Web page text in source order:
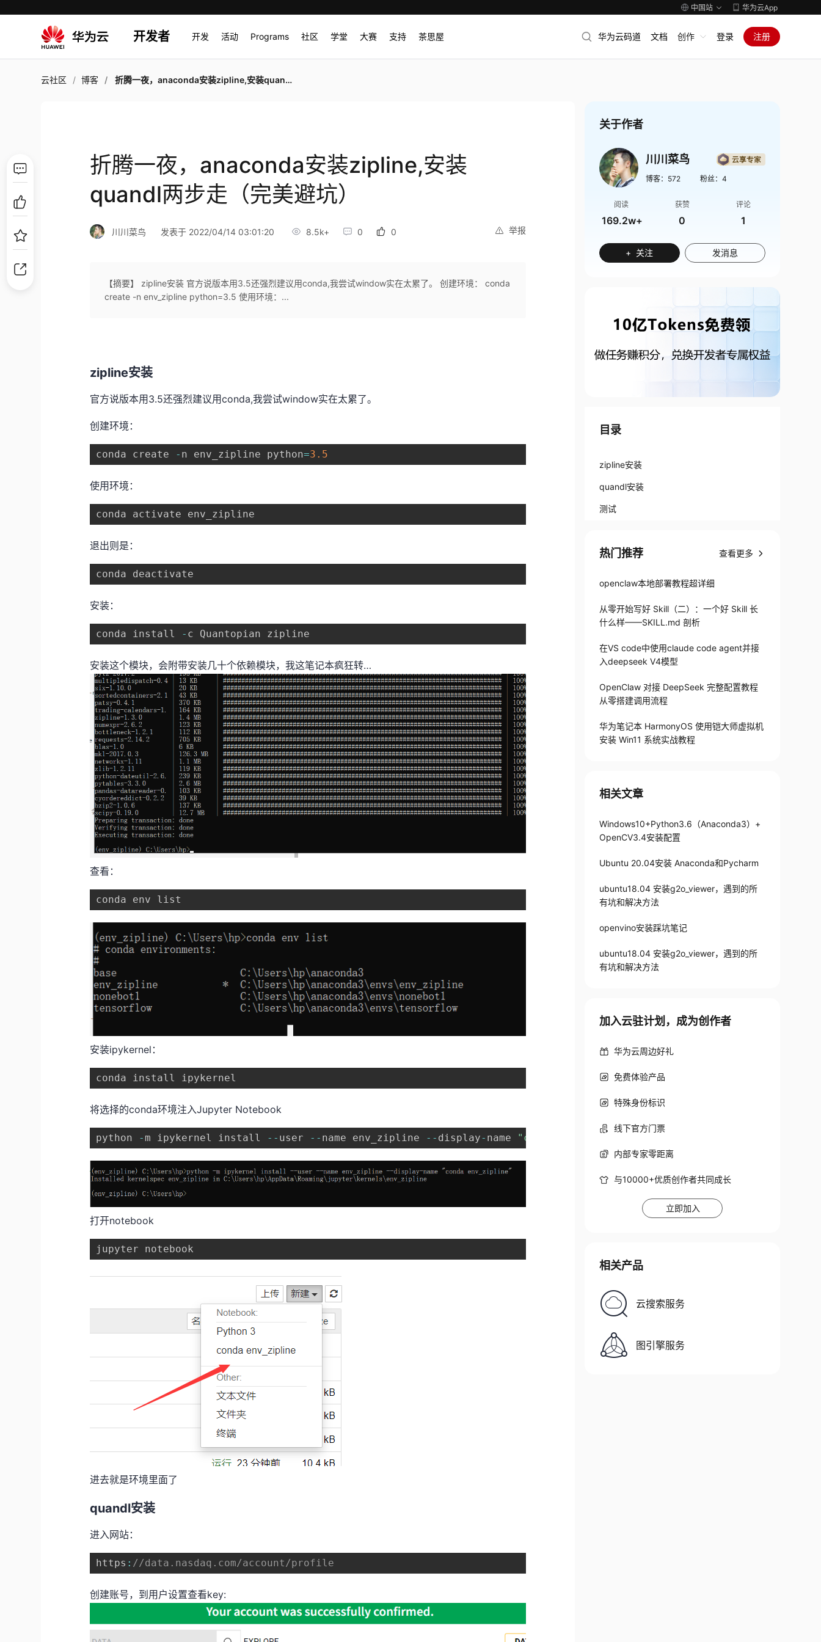
中国站 华为云App
开发者 开发 活动 Programs 社区 学堂 大赛 支持 茶思屋 华为云码道 文档 创作 登录 注册
云社区 博客 折腾一夜，anaconda安装zipline,安装quandl两步走（完美避坑）
折腾一夜，anaconda安装zipline,安装
quandl两步走（完美避坑）
举报
川川菜鸟 发表于 2022/04/14 03:01:20 8.5k+ 0 0
【摘要】 zipline安装 官方说版本用3.5还强烈建议用conda,我尝试window实在太累了。 创建环境： conda
create -n env_zipline python=3.5 使用环境：...
zipline安装
官方说版本用3.5还强烈建议用conda,我尝试window实在太累了。
创建环境：
conda create - n env_zipline python=3.5
使用环境：
退出则是：
安装：
conda install -
安装这个模块，会附带安装几十个依赖模块，我这笔记本疯狂转…
查看：
安装ipykernel：
将选择的conda环境注入Jupyter Notebook
python - m ipykernel install -- user -- name env_zipline -- display- name "conda env_zipline"
打开notebook
进去就是环境里面了
quandl安装
进入网站：
https : //data.nasdaq.com/account/profile
创建账号，到用户设置查看key:
关于作者
川川菜鸟
博客： 572 粉丝： 4
阅读
169.2w+
获赞
0
评论
1
+ 关注 发消息
目录
zipline安装
quandl安装
测试
热门推荐 查看更多
openclaw本地部署教程超详细
从零开始写好 Skill（二）：一个好 Skill 长
什么样——SKILL.md 剖析
在VS code中使用claude code agent并接
入deepseek V4模型
OpenClaw 对接 DeepSeek 完整配置教程
从零搭建调用流程
华为笔记本 HarmonyOS 使用铠大师虚拟机
安装 Win11 系统实战教程
相关文章
Windows10+Python3.6（Anaconda3）+
OpenCV3.4安装配置
Ubuntu 20.04安装 Anaconda和Pycharm
ubuntu18.04 安装g2o_viewer，遇到的所
有坑和解决方法
openvino安装踩坑笔记
ubuntu18.04 安装g2o_viewer，遇到的所
有坑和解决方法
加入云驻计划，成为创作者
华为云周边好礼
免费体验产品
特殊身份标识
线下官方门票
内部专家零距离
与10000+优质创作者共同成长
立即加入
相关产品
云搜索服务
图引擎服务